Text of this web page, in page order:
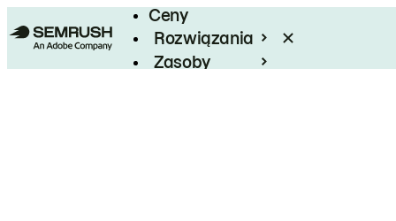
Ceny
Rozwiązania
Zasoby